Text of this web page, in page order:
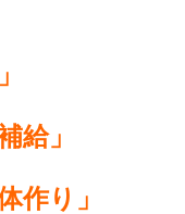
給」
作り」